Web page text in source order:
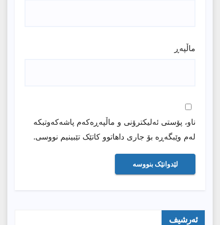
ماڵپه‌ڕ
ناو، پۆستی ئەلیکترۆنی و ماڵپەڕەکەم پاشەکەوتبکە
لەم وێبگەڕە بۆ جاری داهاتوو کاتێک تێبینیم نووسی.
ئەرشیف